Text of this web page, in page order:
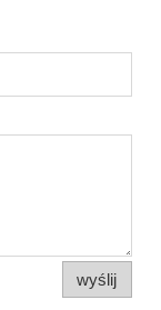
wyślij